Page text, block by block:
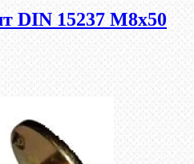
DIN 15237 М8х50